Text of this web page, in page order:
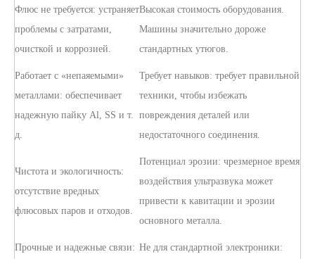
Флюс не требуется: устраняет
проблемы с затратами,
очисткой и коррозией.
Высокая стоимость оборудования.
Машины значительно дороже
стандартных утюгов.
Работает с «непаяемыми»
металлами: обеспечивает
надежную пайку Al, SS и т.
д.
Требует навыков: требует правильной
техники, чтобы избежать
повреждения деталей или
недостаточного соединения.
Чистота и экологичность:
отсутствие вредных
флюсовых паров и отходов.
Потенциал эрозии: чрезмерное время
воздействия ультразвука может
привести к кавитации и эрозии
основного металла.
Прочные и надежные связи: Не для стандартной электроники: